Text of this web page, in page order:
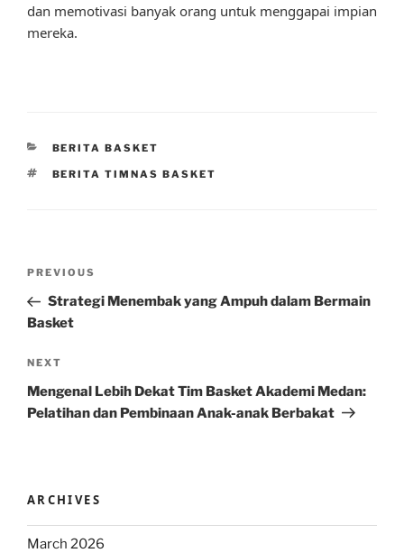
dan memotivasi banyak orang untuk menggapai impian
mereka.
CATEGORIES
BERITA BASKET
TAGS
BERITA TIMNAS BASKET
Previous
Post
PREVIOUS
Strategi Menembak yang Ampuh dalam Bermain
Basket
Next
Post
NEXT
Mengenal Lebih Dekat Tim Basket Akademi Medan:
Pelatihan dan Pembinaan Anak-anak Berbakat
ARCHIVES
March 2026